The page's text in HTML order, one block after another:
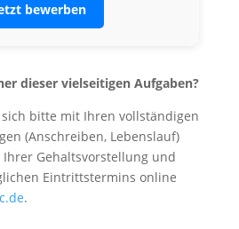
bewerben
dieser vielseitigen Aufgaben?
bitte mit Ihren vollständigen
(Anschreiben, Lebenslauf)
Gehaltsvorstellung und
Eintrittstermins online
.